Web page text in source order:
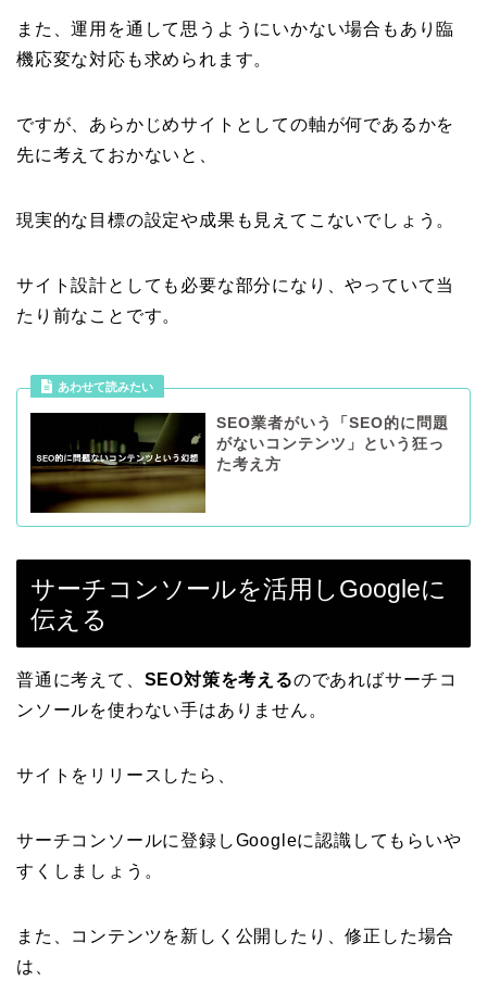
また、運用を通して思うようにいかない場合もあり臨
機応変な対応も求められます。
ですが、あらかじめサイトとしての軸が何であるかを
先に考えておかないと、
現実的な目標の設定や成果も見えてこないでしょう。
サイト設計としても必要な部分になり、やっていて当
たり前なことです。
あわせて読みたい
SEO業者がいう「SEO的に問題
がないコンテンツ」という狂っ
た考え方
サーチコンソールを活用しGoogleに
伝える
普通に考えて、 SEO対策を考えるのであればサーチコ
ンソールを使わない手はありません。
サイトをリリースしたら、
サーチコンソールに登録しGoogleに認識してもらいや
すくしましょう。
また、コンテンツを新しく公開したり、修正した場合
は、